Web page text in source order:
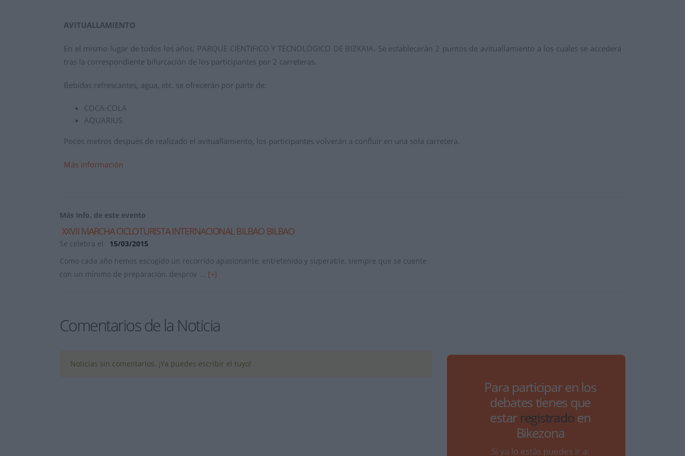
AVITUALLAMIENTO
En el mismo lugar de todos los años, PARQUE CIENTIFICO Y TECNOLÓGICO DE BIZKAIA. Se establecerán 2 puntos de avituallamiento a los cuales se accederá
tras la correspondiente bifurcación de los participantes por 2 carreteras.
Bebidas refrescantes, agua, etc. se ofrecerán por parte de:
COCA-COLA
AQUARIUS
Pocos metros después de realizado el avituallamiento, los participantes volverán a confluir en una sola carretera.
Más información
Más info. de este evento
XXVII MARCHA CICLOTURISTA INTERNACIONAL BILBAO BILBAO
Se celebra el
15/03/2015
Como cada año hemos escogido un recorrido apasionante, entretenido y superable, siempre que se cuente
con un mínimo de preparación, desprov ... [+]
Comentarios de la Noticia
Noticias sin comentarios. ¡Ya puedes escribir el tuyo!
Para participar en los
debates tienes que
estar registradoen
Bikezona
Si ya lo estás puedes ir a: